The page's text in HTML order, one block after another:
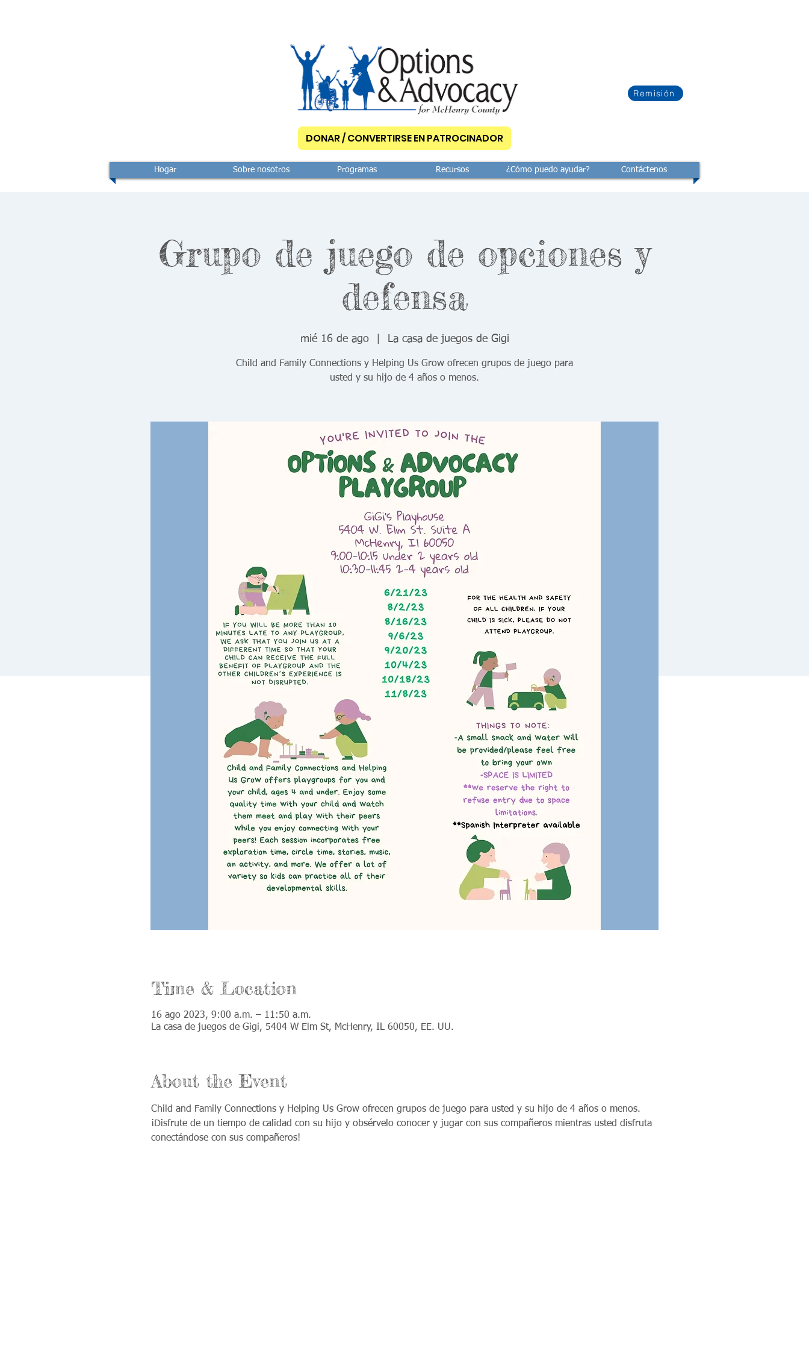
Remisión
DONAR / CONVERTIRSE EN PATROCINADOR
Hogar Sobre nosotros Programas Recursos ¿Cómo puedo ayudar? Contáctenos
Grupo de juego de opciones y
defensa
mié 16 de ago
  |
La casa de juegos de Gigi
Child and Family Connections y Helping Us Grow ofrecen grupos de juego para
usted y su hijo de 4 años o menos.
Time & Location
16 ago 2023, 9:00 a.m. – 11:50 a.m.
La casa de juegos de Gigi, 5404 W Elm St, McHenry, IL 60050, EE. UU.
About the Event
Child and Family Connections y Helping Us Grow ofrecen grupos de juego para usted y su hijo de 4 años o menos.
¡Disfrute de un tiempo de calidad con su hijo y obsérvelo conocer y jugar con sus compañeros mientras usted disfruta
conectándose con sus compañeros!